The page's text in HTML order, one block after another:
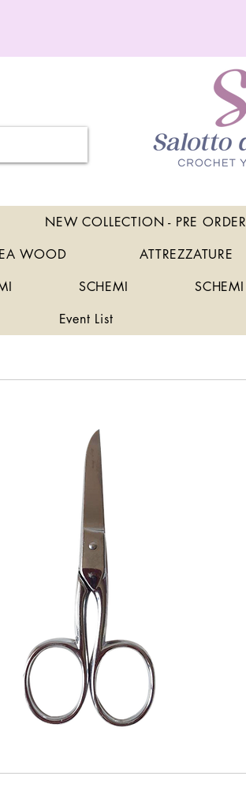
NEW COLLECTION - PRE ORDER
WOOD ATTREZZATURE
SCHEMI SCHEMI
Event List